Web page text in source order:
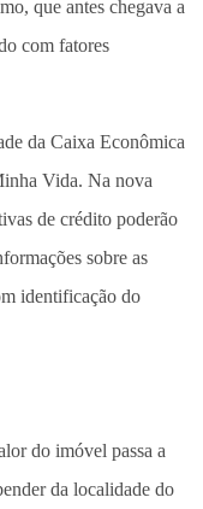
que antes chegava a
com fatores
da Caixa Econômica
Vida. Na nova
de crédito poderão
sobre as
identificação do
do imóvel passa a
da localidade do